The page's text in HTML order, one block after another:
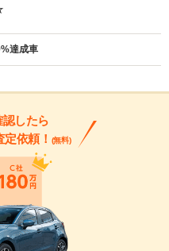
達成車
したら
依頼！ (無料)